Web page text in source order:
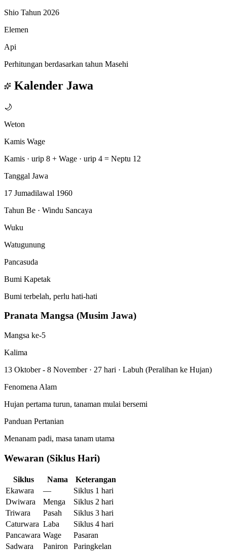
Shio Tahun 2026
Elemen
Api
Perhitungan berdasarkan tahun Masehi
Kalender Jawa
🌙
Weton
Kamis Wage
Kamis · urip 8 + Wage · urip 4 = Neptu 12
Tanggal Jawa
17 Jumadilawal 1960
Tahun Be · Windu Sancaya
Wuku
Watugunung
Pancasuda
Bumi Kapetak
Bumi terbelah, perlu hati-hati
Pranata Mangsa (Musim Jawa)
Mangsa ke-5
Kalima
13 Oktober - 8 November · 27 hari · Labuh (Peralihan ke Hujan)
Fenomena Alam
Hujan pertama turun, tanaman mulai bersemi
Panduan Pertanian
Menanam padi, masa tanam utama
Wewaran (Siklus Hari)
Siklus Nama
Keterangan
Ekawara
—
Siklus 1 hari
Dwiwara
Menga
Siklus 2 hari
Triwara
Pasah
Siklus 3 hari
Caturwara Laba
Siklus 4 hari
Pancawara Wage
Pasaran
Sadwara
Paniron
Paringkelan